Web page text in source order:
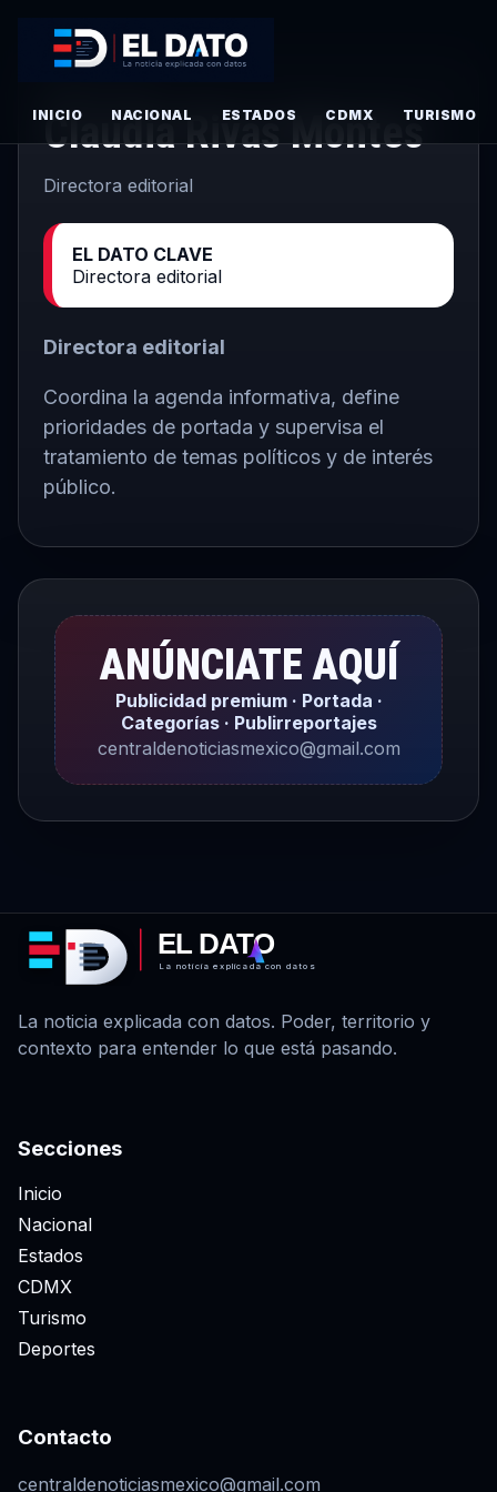
INICIO NACIONAL ESTADOS CDMX TURISMO
Claudia Rivas Montes
Directora editorial
EL DATO CLAVE
Directora editorial
Directora editorial
Coordina la agenda informativa, define
prioridades de portada y supervisa el
tratamiento de temas políticos y de interés
público.
ANÚNCIATE AQUÍ
Publicidad premium · Portada ·
Categorías · Publirreportajes
centraldenoticiasmexico@gmail.com
EL DATO
La noticia explicada con datos
La noticia explicada con datos. Poder, territorio y
contexto para entender lo que está pasando.
Secciones
Inicio
Nacional
Estados
CDMX
Turismo
Deportes
Contacto
centraldenoticiasmexico@gmail.com